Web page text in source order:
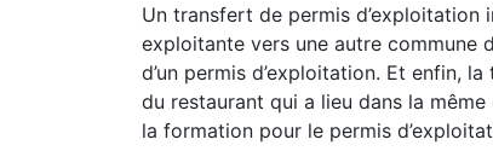
Un transfert de permis d’exploitation
exploitante vers une autre commune
d’un permis d’exploitation. Et enfin,
du restaurant qui a lieu dans la
la formation pour le permis